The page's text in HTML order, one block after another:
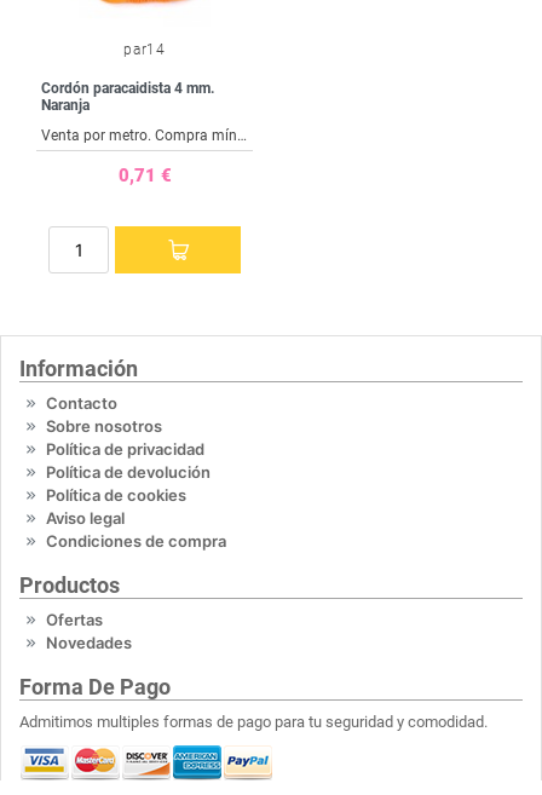
par14
Cordón paracaidista 4 mm.
Naranja
Venta por metro. Compra mínima 1 metro
0,71 €
Información
Contacto
Sobre nosotros
Política de privacidad
Política de devolución
Política de cookies
Aviso legal
Condiciones de compra
Productos
Ofertas
Novedades
Forma De Pago
Admitimos multiples formas de pago para tu seguridad y comodidad.